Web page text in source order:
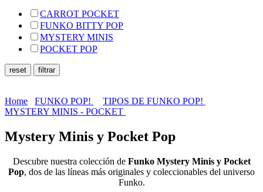
CARROT POCKET
FUNKO BITTY POP
MYSTERY MINIS
POCKET POP
Home FUNKO POP!
TIPOS DE FUNKO POP!
MYSTERY MINIS - POCKET
Mystery Minis y Pocket Pop
Descubre nuestra colección de Funko Mystery Minis y Pocket
Pop, dos de las líneas más originales y coleccionables del universo
Funko.